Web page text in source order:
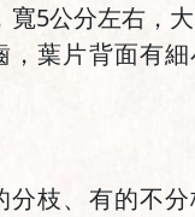
寬5公分左右，
，葉片背面有
分枝、有的不